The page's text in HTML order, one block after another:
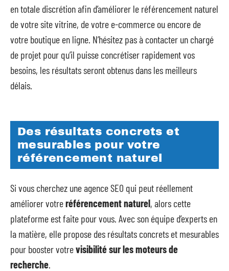
en totale discrétion afin d’améliorer le référencement naturel
de votre site vitrine, de votre e-commerce ou encore de
votre boutique en ligne. N’hésitez pas à contacter un chargé
de projet pour qu’il puisse concrétiser rapidement vos
besoins, les résultats seront obtenus dans les meilleurs
délais.
Des résultats concrets et
mesurables pour votre
référencement naturel
Si vous cherchez une agence SEO qui peut réellement
améliorer votreréférencement naturel, alors cette
plateforme est faite pour vous. Avec son équipe d’experts en
la matière, elle propose des résultats concrets et mesurables
pour booster votrevisibilité sur les moteurs de
recherche.